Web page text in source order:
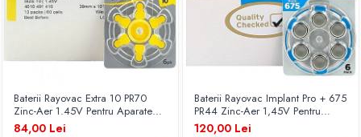
Baterii Rayovac Extra 10 PR70
Zinc-Aer 1.45V Pentru Aparate
Auditive Set 60 Baterii
84,00 Lei
Baterii Rayovac Implant Pro + 675
PR44 Zinc-Aer 1,45V Pentru
Aparate Auditive Set 60 Baterii
120,00 Lei